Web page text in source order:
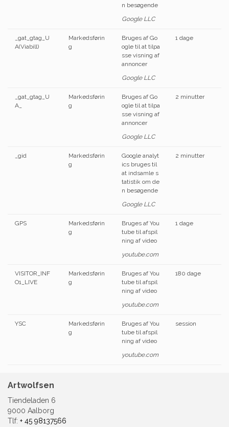
_gat_gtag_U
A(Viabill)
_gat_gtag_U
A_
_gid
GPS
VISITOR_INF
O1_LIVE
YSC
Markedsførin
g
Markedsførin
g
Markedsførin
g
Markedsførin
g
Markedsførin
g
Markedsførin
g
n besøgende
Google LLC
Bruges af Go
ogle til at tilpa
sse visning af
annoncer
Google LLC
Bruges af Go
ogle til at tilpa
sse visning af
annoncer
Google LLC
Google analyt
ics bruges til
at indsamle s
tatistik om de
n besøgende
Google LLC
Bruges af You
tube til afspil
ning af video
youtube.com
Bruges af You
tube til afspil
ning af video
youtube.com
Bruges af You
tube til afspil
ning af video
youtube.com
1 dage
2 minutter
2 minutter
1 dage
180 dage
session
Artwolfsen
Tiendeladen 6
9000 Aalborg
Tlf: + 45 98137566